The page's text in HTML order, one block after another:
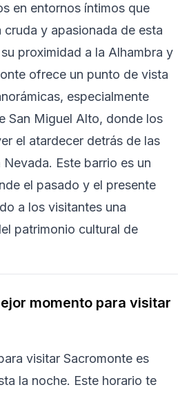
en entornos íntimos que
cruda y apasionada de esta
proximidad a la Alhambra y
ofrece un punto de vista
especialmente
San Miguel Alto, donde los
el atardecer detrás de las
Este barrio es un
el pasado y el presente
a los visitantes una
patrimonio cultural de
momento para visitar
visitar Sacromonte es
la noche. Este horario te